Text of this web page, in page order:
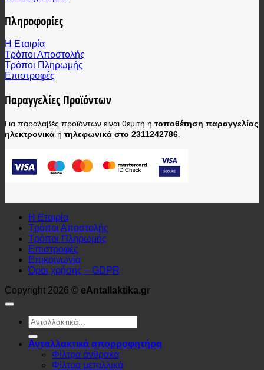
Πληροφορίες
Η Εταιρία
Τρόποι Αποστολής
Τρόποι Πληρωμής
Επιστροφές
Παραγγελίες Προϊόντων
Για παραλαβές προϊόντων είναι θεμιτή η τοποθέτηση παραγγελίας
ηλεκτρονικά ή τηλεφωνικά στο 2311242786
Η Εταιρία
Τρόποι Αποστολής
Τρόποι Πληρωμής
Επιστροφές
Επικοινωνία
Όροι χρήσης – GDPR
Copyright 2026 © eAntallaktika.gr
Αναζήτηση
για:
Ανταλλακτικά απορροφητήρα
Φίλτρα άνθρακα
Φίλτρα μεταλλικά